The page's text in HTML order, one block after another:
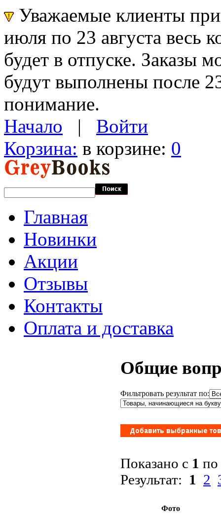
Уважаемые клиенты
июля по 23 августа весь
будет в отпуске. Заказы
будут выполнены после
понимание.
Начало | Войти
Корзина: в корзине: 0
Главная
Новинки
Акции
Отзывы
Контакты
Оплата и доставка
Общие
Фильтровать результат по:
Показано с 1 по
Результат: 1 2
Фото